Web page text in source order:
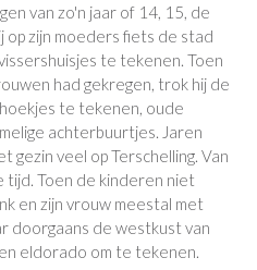
van zo'n jaar of 14, 15, de
op zijn moeders fiets de stad
te tekenen. Toen
had gekregen, trok hij de
te tekenen, oude
achterbuurtjes. Jaren
gezin veel op Terschelling. Van
tijd. Toen de kinderen niet
en zijn vrouw meestal met
doorgaans de westkust van
eldorado om te tekenen.